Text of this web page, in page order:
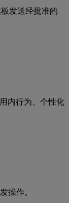
发送经批准的
内行为、个性化
操作。